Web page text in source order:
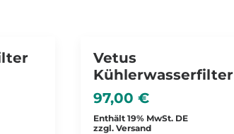
NICHT VORRÄTIG
Vetus
Kühlerwasserfilter
97,00 €
Enthält 19% MwSt. DE
zzgl. Versand